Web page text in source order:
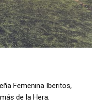
Femenina Iberitos,
de la Hera.